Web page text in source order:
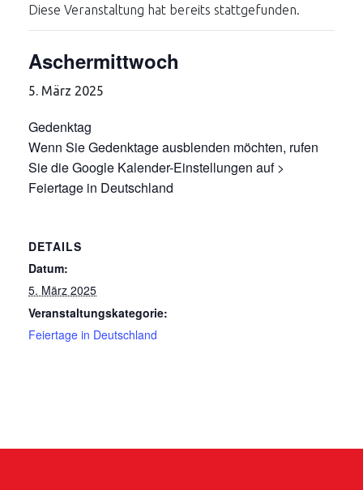
Diese Veranstaltung hat bereits stattgefunden.
Aschermittwoch
5. März 2025
Gedenktag
Wenn Sie Gedenktage ausblenden möchten, rufen
Sie die Google Kalender-Einstellungen auf >
Feiertage in Deutschland
DETAILS
Datum:
5. März 2025
Veranstaltungskategorie:
Feiertage in Deutschland